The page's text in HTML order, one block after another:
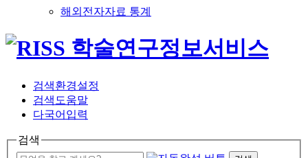
해외전자자료 통계
검색환경설정
검색도움말
다국어입력
검색